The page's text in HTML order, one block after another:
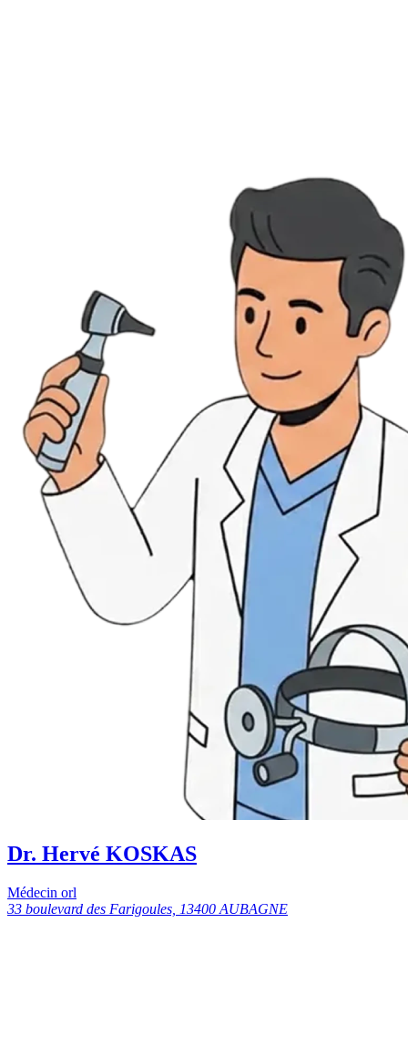
Dr. Hervé KOSKAS
Médecin orl
33 boulevard des Farigoules, 13400 AUBAGNE